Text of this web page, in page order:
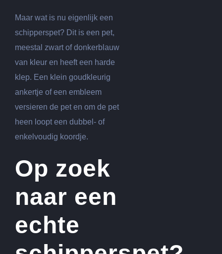
Maar wat is nu eigenlijk een
schipperspet? Dit is een pet,
meestal zwart of donkerblauw
van kleur en heeft een harde
klep. Een klein goudkleurig
ankertje of een embleem
versieren de pet en om de pet
heen loopt een dubbel- of
enkelvoudig koordje.
Op zoek
naar een
echte